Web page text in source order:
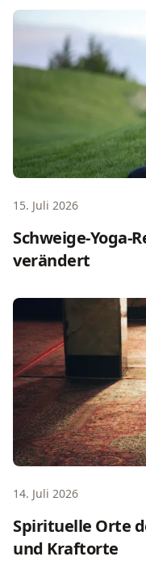
Schweige-Yoga-
15. Juli 2026
Schweige-Yoga-
verändert
Spirituelle Orte der
14. Juli 2026
Spirituelle Orte
und Kraftorte